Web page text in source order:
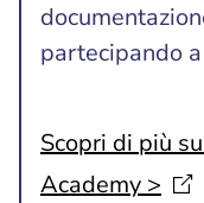
partecipando
Scopri di più
Academy>